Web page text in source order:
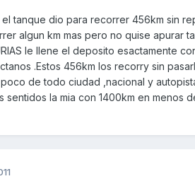
tanque dio para recorrer 456km sin
algun km mas pero no quise apurar
le llene el deposito esactamente
.Estos 456km los recorry sin
de todo ciudad ,nacional y
sentidos la mia con 1400km en menos